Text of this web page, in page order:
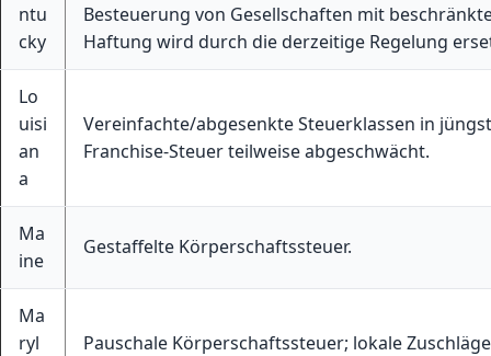
ntu
cky
Besteuerung von Gesellschaften mit
Haftung wird durch die derzeitige Regelung
Lo
uisi
an
a
Vereinfachte/abgesenkte Steuerklassen in
Franchise-Steuer teilweise abgeschwächt.
Ma
ine
Gestaffelte Körperschaftssteuer.
Ma
ryl
Pauschale Körperschaftssteuer; lokale